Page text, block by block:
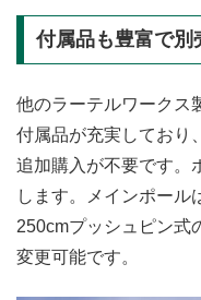
付属品も豊富で別
他のラーテルワークス
付属品が充実しており
追加購入が不要です。
します。メインポール
250cmプッシュピン式
変更可能です。